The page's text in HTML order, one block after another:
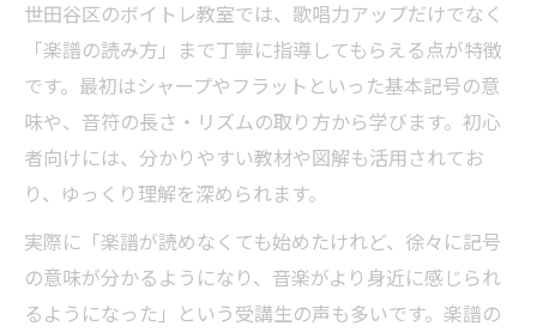
世田谷区のボイトレ教室では、歌唱力アップだけでなく
「楽譜の読み方」まで丁寧に指導してもらえる点が特徴
です。最初はシャープやフラットといった基本記号の意
味や、音符の長さ・リズムの取り方から学びます。初心
者向けには、分かりやすい教材や図解も活用されてお
り、ゆっくり理解を深められます。
実際に「楽譜が読めなくても始めたけれど、徐々に記号
の意味が分かるようになり、音楽がより身近に感じられ
るようになった」という受講生の声も多いです。楽譜の